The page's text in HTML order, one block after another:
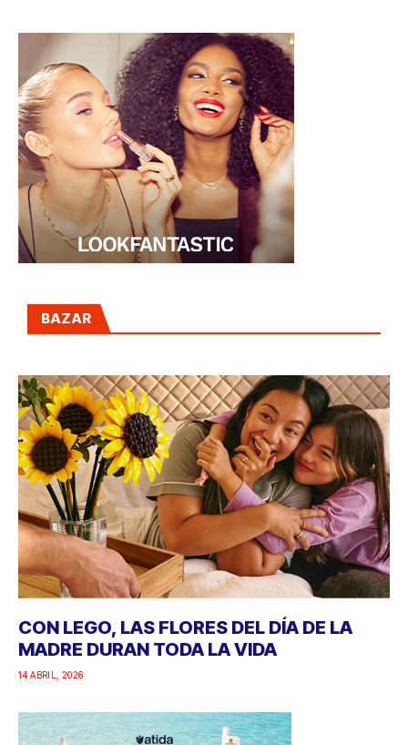
BAZAR
CON LEGO, LAS FLORES DEL DÍA DE LA
MADRE DURAN TODA LA VIDA
14 ABRIL, 2026